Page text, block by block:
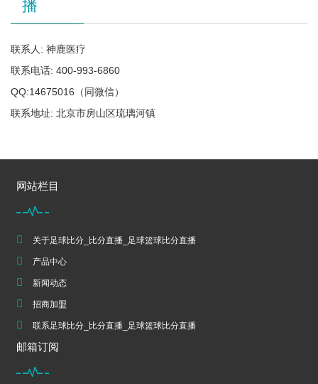
播
联系人: 神鹿医疗
联系电话: 400-993-6860
QQ:14675016（同微信）
联系地址: 北京市房山区琉璃河镇
网站栏目
关于足球比分_比分直播_足球篮球比分直播
产品中心
新闻动态
招商加盟
联系足球比分_比分直播_足球篮球比分直播
邮箱订阅